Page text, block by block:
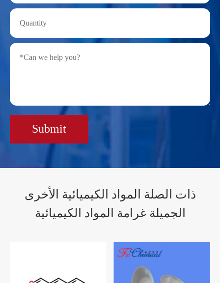
Submit
ذات الصلة المواد الكيميائية الأخرى
الجميلة غرامة المواد الكيميائية